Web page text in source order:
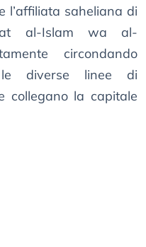
l’affiliata saheliana di
al-Islam wa al-
circondando
diverse linee di
collegano la capitale